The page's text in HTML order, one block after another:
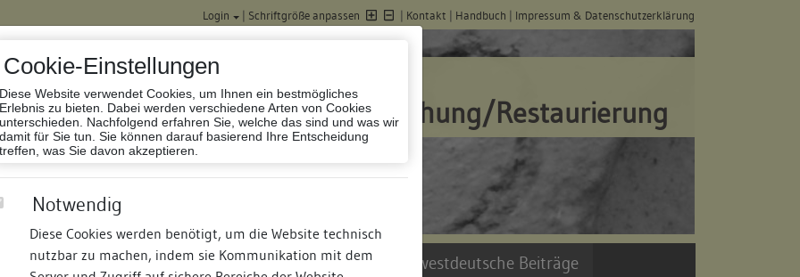
Cookie-Einstellungen
Diese Website verwendet Cookies, um Ihnen ein bestmögliches
Erlebnis zu bieten. Dabei werden verschiedene Arten von Cookies
unterschieden. Nachfolgend erfahren Sie, welche das sind und was wir
damit für Sie tun. Sie können darauf basierend Ihre Entscheidung
treffen, was Sie davon akzeptieren.
Notwendig
Diese Cookies werden benötigt, um die Website technisch
nutzbar zu machen, indem sie Kommunikation mit dem
Login | Schriftgröße anpassen | Kontakt | Handbuch | Impressum & Datenschutzerklärung
Datenbank Bauforschung/Restaurierung
Termine Suche Freie Bauforscher:innen Südwestdeutsche Beiträge